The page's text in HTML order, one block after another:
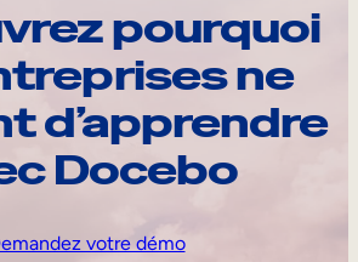
pourquoi
ne
d’apprendre
Docebo
votre démo